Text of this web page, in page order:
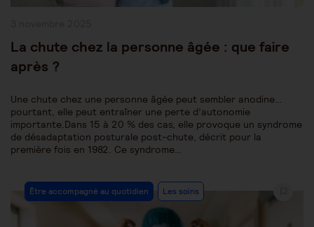
La chute chez la personne âgée : que faire
après ?
Une chute chez une personne âgée peut sembler anodine…
pourtant, elle peut entraîner une perte d’autonomie
importante.Dans 15 à 20 % des cas, elle provoque un syndrome
de désadaptation posturale post-chute, décrit pour la
première fois en 1982. Ce syndrome…
Post
Category:
Être accompagné au quotidien Les soins